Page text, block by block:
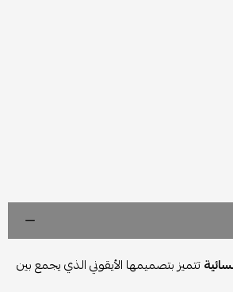
تتميز بتصميمها الأيقوني الذي يجمع بين